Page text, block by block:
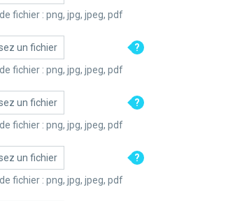
Formats de fichier : png, jpg, jpeg, pdf
un fichier
Formats de fichier : png, jpg, jpeg, pdf
un fichier
Formats de fichier : png, jpg, jpeg, pdf
un fichier
Formats de fichier : png, jpg, jpeg, pdf